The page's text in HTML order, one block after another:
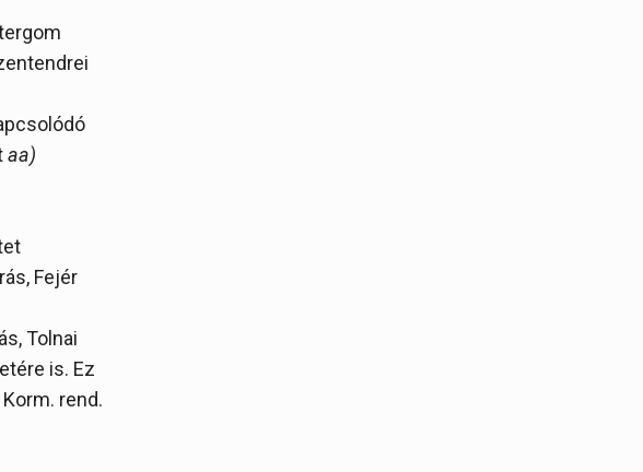
aa)
Fejér
Tolnai
is. Ez
rend.